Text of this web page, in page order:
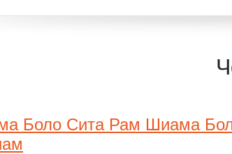
Боло Сита Рам Шиама